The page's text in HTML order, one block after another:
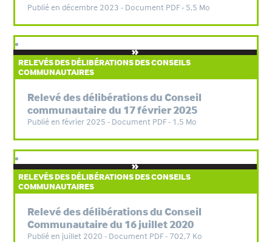
Publié en décembre 2023 - Document PDF - 5,5 Mo
RELEVÉS DES DÉLIBÉRATIONS DES CONSEILS
COMMUNAUTAIRES
Relevé des délibérations du Conseil
communautaire du 17 février 2025
Publié en février 2025 - Document PDF - 1,5 Mo
RELEVÉS DES DÉLIBÉRATIONS DES CONSEILS
COMMUNAUTAIRES
Relevé des délibérations du Conseil
Communautaire du 16 juillet 2020
Publié en juillet 2020 - Document PDF - 702,7 Ko